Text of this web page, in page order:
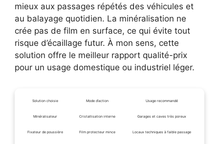
mieux aux passages répétés des véhicules et
au balayage quotidien. La minéralisation ne
crée pas de film en surface, ce qui évite tout
risque d’écaillage futur. À mon sens, cette
solution offre le meilleur rapport qualité-prix
pour un usage domestique ou industriel léger.
Solution choisie Mode d’action Usage recommandé
Minéralisateur Cristallisation interne Garages et caves très poreux
Fixateur de poussière Film protecteur mince Locaux techniques à faible passage